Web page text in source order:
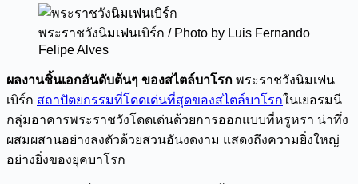
พระราชวังนิมเฟนเบิร์ก / Photo by Luis Fernando
Felipe Alves
ผลงานชิ้นเอกอันดับต้นๆ ของสไตล์บาโรก พระราชวังนิมเฟน
เบิร์ก สถาปัตยกรรมที่โดดเด่นที่สุดของสไตล์บาโรกในเยอรมนี
กลุ่มอาคารพระราชวังโดดเด่นด้วยการออกแบบที่หรูหรา น่าทึ่ง
ผสมผสานอย่างลงตัวด้วยสวนอันงดงาม แสดงถึงความยิ่งใหญ่
อย่างยิ่งของยุคบาโรก